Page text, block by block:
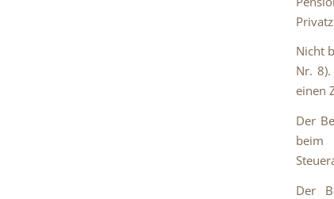
Nicht
Nr.
einen
Der
beim
Der